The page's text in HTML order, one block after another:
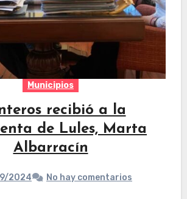
Municipios
recibió a la
de Lules, Marta
Albarracín
2024 No hay comentarios